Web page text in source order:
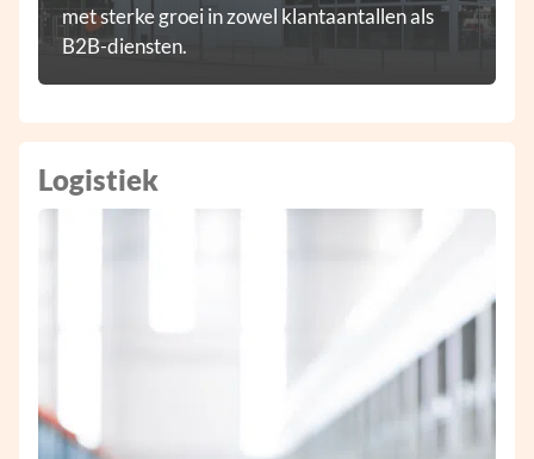
met sterke groei in zowel klantaantallen als
B2B-diensten.
Logistiek